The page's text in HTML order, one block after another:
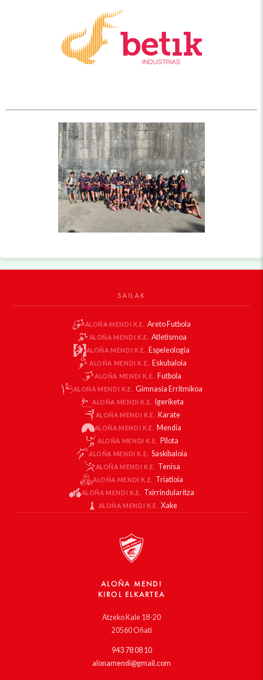
SAILAK
ALOÑA MENDI K.E. Areto Futbola
ALOÑA MENDI K.E. Atletismoa
ALOÑA MENDI K.E. Espeleologia
ALOÑA MENDI K.E. Eskubaloia
ALOÑA MENDI K.E. Futbola
ALOÑA MENDI K.E. Gimnasia Erritmikoa
ALOÑA MENDI K.E. Igeriketa
ALOÑA MENDI K.E. Karate
ALOÑA MENDI K.E. Mendia
ALOÑA MENDI K.E. Pilota
ALOÑA MENDI K.E. Saskibaloia
ALOÑA MENDI K.E. Tenisa
ALOÑA MENDI K.E. Triatloia
ALOÑA MENDI K.E. Txirrindularitza
ALOÑA MENDI K.E. Xake
ALOÑA MENDI
KIROL ELKARTEA
Atzeko Kale 18-20
20560 Oñati
943 78 08 10
alonamendi@gmail.com